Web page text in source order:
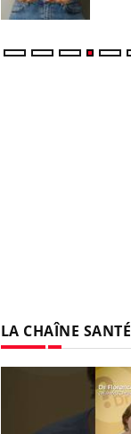
LA CHAÎNE SANTÉ